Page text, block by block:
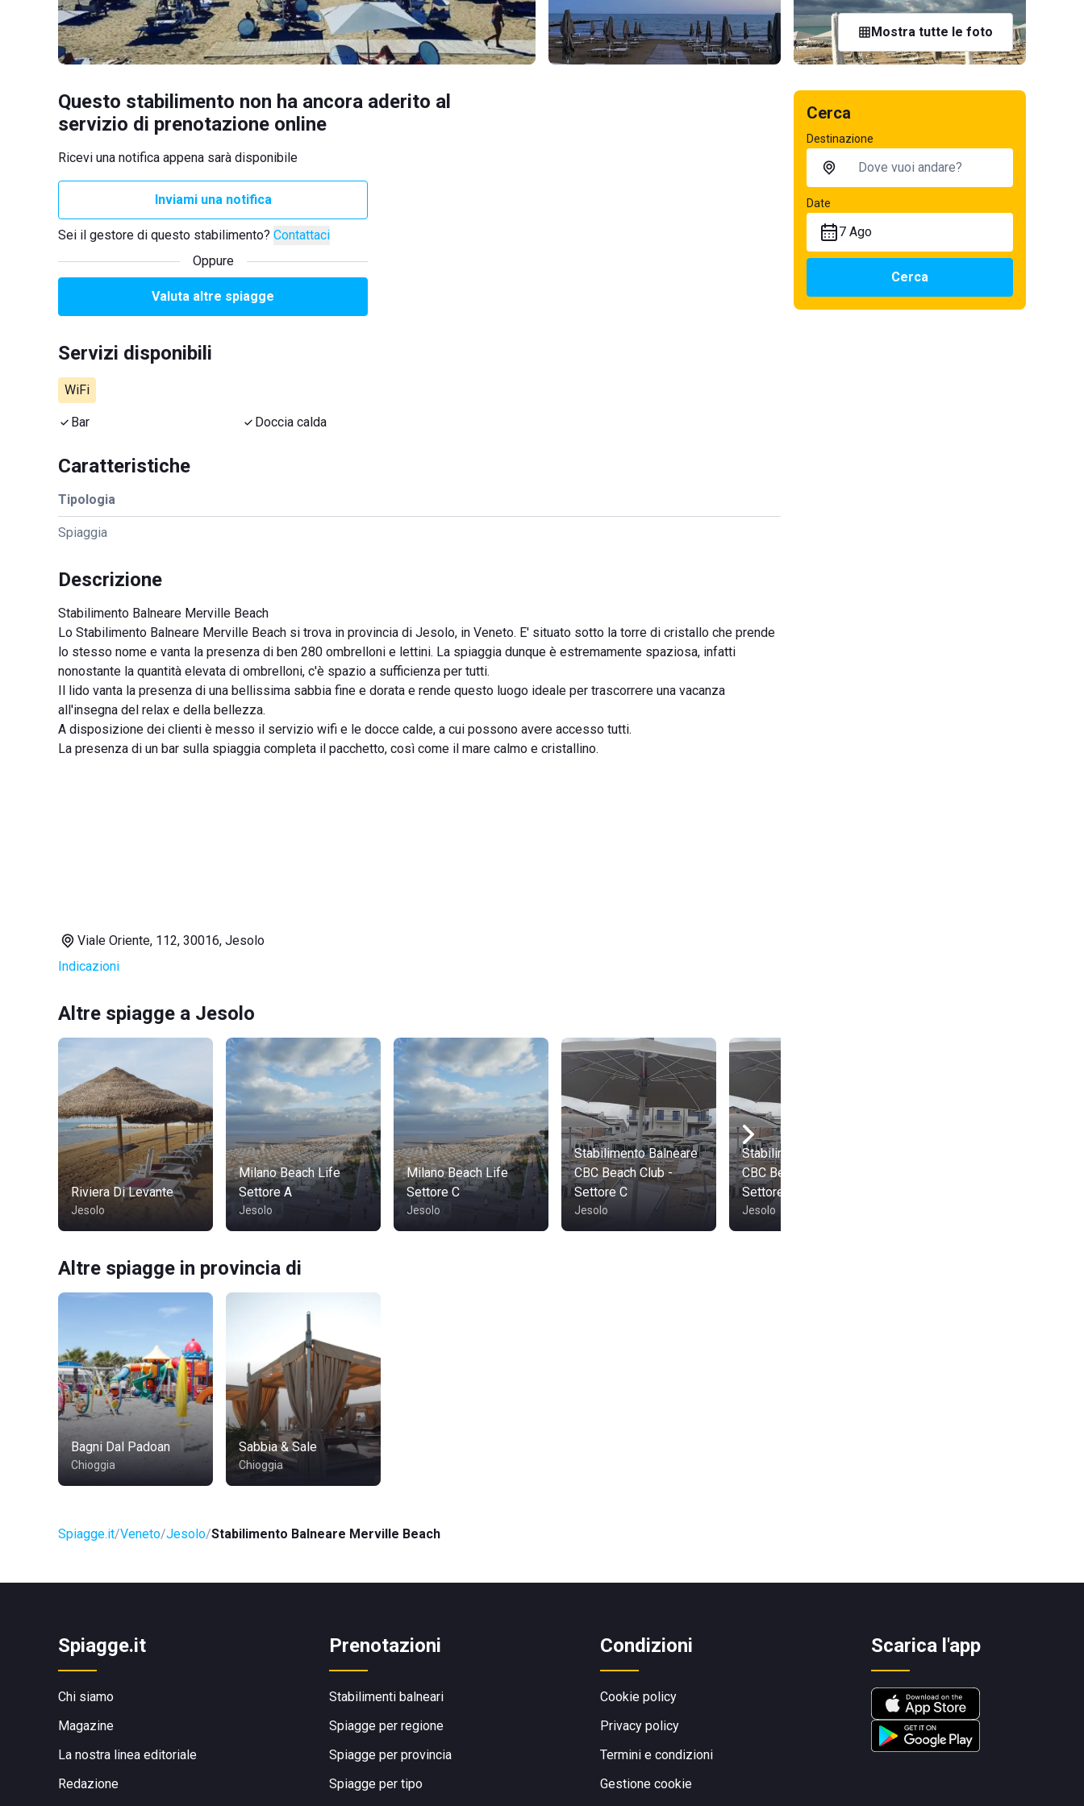
Mostra tutte le foto
Questo stabilimento non ha ancora aderito al
servizio di prenotazione online
Ricevi una notifica appena sarà disponibile
Inviami una notifica
Sei il gestore di questo stabilimento? Contattaci
Oppure
Valuta altre spiagge
Servizi disponibili
WiFi
Bar Doccia calda
Caratteristiche
Tipologia
Spiaggia
Descrizione
Stabilimento Balneare Merville Beach
Lo Stabilimento Balneare Merville Beach si trova in provincia di Jesolo, in Veneto. E' situato sotto la torre di cristallo che prende
lo stesso nome e vanta la presenza di ben 280 ombrelloni e lettini. La spiaggia dunque è estremamente spaziosa, infatti
nonostante la quantità elevata di ombrelloni, c'è spazio a sufficienza per tutti.
Il lido vanta la presenza di una bellissima sabbia fine e dorata e rende questo luogo ideale per trascorrere una vacanza
all'insegna del relax e della bellezza.
A disposizione dei clienti è messo il servizio wifi e le docce calde, a cui possono avere accesso tutti.
La presenza di un bar sulla spiaggia completa il pacchetto, così come il mare calmo e cristallino.
Viale Oriente, 112, 30016, Jesolo
Indicazioni
Altre spiagge a Jesolo
Riviera Di Levante
Jesolo
Milano Beach Life
Settore A
Jesolo
Milano Beach Life
Settore C
Jesolo
Stabilimento Balneare
CBC Beach Club -
Settore C
Jesolo
Stabilimento Balneare
CBC Beach Club -
Settore B
Jesolo
Altre spiagge in provincia di
Bagni Dal Padoan
Chioggia
Sabbia & Sale
Chioggia
Spiagge.it Veneto Jesolo Stabilimento Balneare Merville Beach
Cerca
Destinazione
Date
7 Ago
Cerca
Spiagge.it
Chi siamo
Magazine
La nostra linea editoriale
Redazione
Prenotazioni
Stabilimenti balneari
Spiagge per regione
Spiagge per provincia
Spiagge per tipo
Condizioni
Cookie policy
Privacy policy
Termini e condizioni
Gestione cookie
Scarica l'app